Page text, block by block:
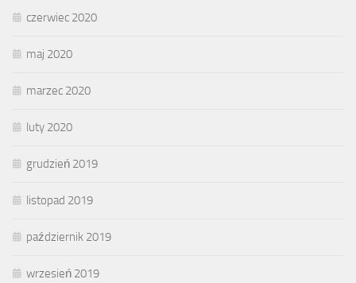
czerwiec 2020
maj 2020
marzec 2020
luty 2020
grudzień 2019
listopad 2019
październik 2019
wrzesień 2019